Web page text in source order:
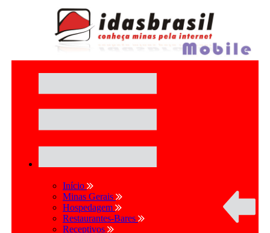
Início
Minas Gerais
Hospedagem
Restaurantes-Bares
Receptivos